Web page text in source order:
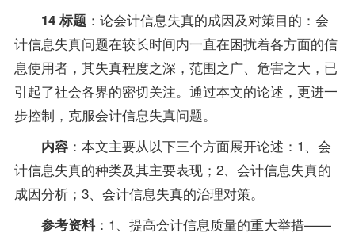
14 标题：论会计信息失真的成因及对策目的：会
计信息失真问题在较长时间内一直在困扰着各方面的信
息使用者，其失真程度之深，范围之广、危害之大，已
引起了社会各界的密切关注。通过本文的论述，更进一
步控制，克服会计信息失真问题。
内容：本文主要从以下三个方面展开论述：1、会
计信息失真的种类及其主要表现；2、会计信息失真的
成因分析；3、会计信息失真的治理对策。
参考资料：1、提高会计信息质量的重大举措——